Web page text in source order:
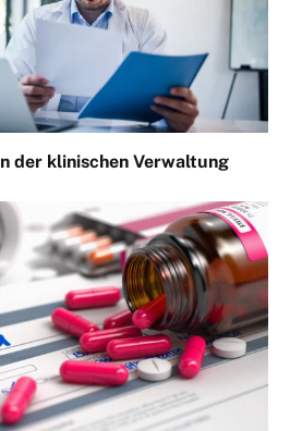
der klinischen Verwaltung